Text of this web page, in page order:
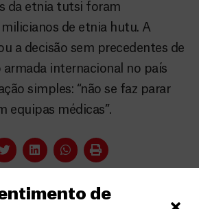
de
da etnia tutsi foram
de etnia hutu. A
a decisão sem precedentes de
armada internacional no país
simples: “não se faz parar
equipas médicas”.